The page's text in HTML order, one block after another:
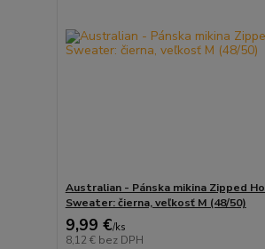
Australian - Pánska mikina Zipped
Sweater: čierna, veľkosť M (48/50)
9,99 €/ks
8,12 € bez DPH